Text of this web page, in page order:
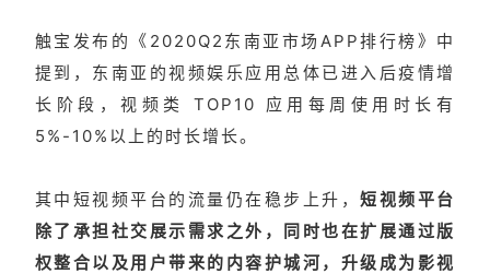
触宝发布的《2020Q2东南亚市场APP排行榜》中
提到，东南亚的视频娱乐应用总体已进入后疫情增
长阶段，视频类 TOP10 应用每周使用时长有
5%-10%以上的时长增长。
其中短视频平台的流量仍在稳步上升，短视频平台
除了承担社交展示需求之外，同时也在扩展通过版
权整合以及用户带来的内容护城河，升级成为影视